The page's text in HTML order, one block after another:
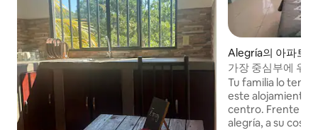
Alegría의 아파트
가장 중심부에 위
르세요
Tu familia lo
este alojamiento
centro. Frente al
alegría, a su